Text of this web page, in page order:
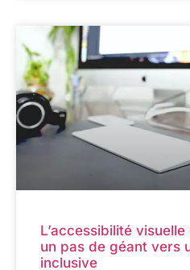
L’accessibilité
un pas de géant vers
inclusive